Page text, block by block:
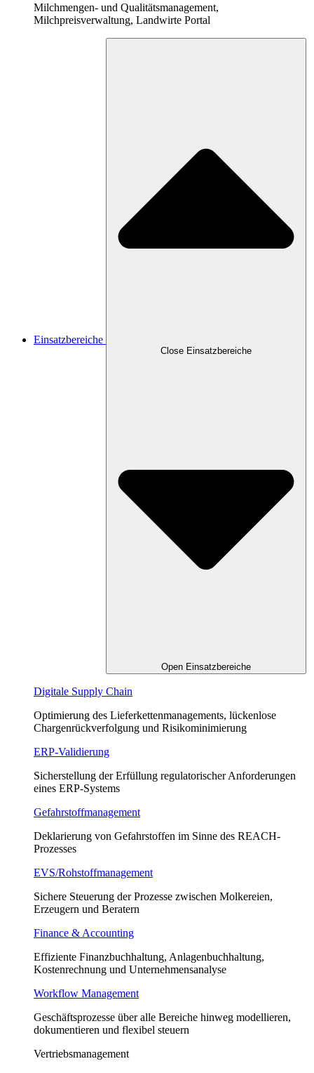
Milchmengen- und Qualitätsmanagement,
Milchpreisverwaltung, Landwirte Portal
Einsatzbereiche
Close Einsatzbereiche
Open Einsatzbereiche
Digitale Supply Chain
Optimierung des Lieferkettenmanagements, lückenlose
Chargenrückverfolgung und Risikominimierung
ERP-Validierung
Sicherstellung der Erfüllung regulatorischer Anforderungen
eines ERP-Systems
Gefahrstoffmanagement
Deklarierung von Gefahrstoffen im Sinne des REACH-
Prozesses
EVS/Rohstoffmanagement
Sichere Steuerung der Prozesse zwischen Molkereien,
Erzeugern und Beratern
Finance & Accounting
Effiziente Finanzbuchhaltung, Anlagenbuchhaltung,
Kostenrechnung und Unternehmensanalyse
Workflow Management
Geschäftsprozesse über alle Bereiche hinweg modellieren,
dokumentieren und flexibel steuern
Vertriebsmanagement